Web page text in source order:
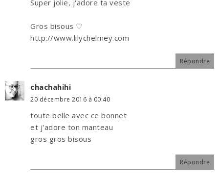
Super jolie, j'adore ta veste
Gros bisous ♡
http://www.lilychelmey.com
Répondre
chachahihi
20 décembre 2016 à 00:40
toute belle avec ce bonnet
et j'adore ton manteau
gros gros bisous
Répondre